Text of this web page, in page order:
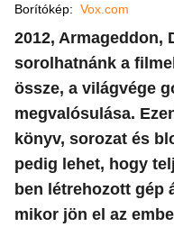
Borítókép: Vox.com
2012, Armageddon,
sorolhatnánk a
össze, a világvége
megvalósulása.
könyv, sorozat és
pedig lehet, hogy
ben létrehozott gép
mikor jön el az